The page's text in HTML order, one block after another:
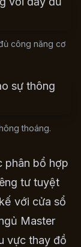
công năng cơ
thoáng.
phân bổ hợp
tư tuyệt
với cửa sổ
Master
vực thay đồ